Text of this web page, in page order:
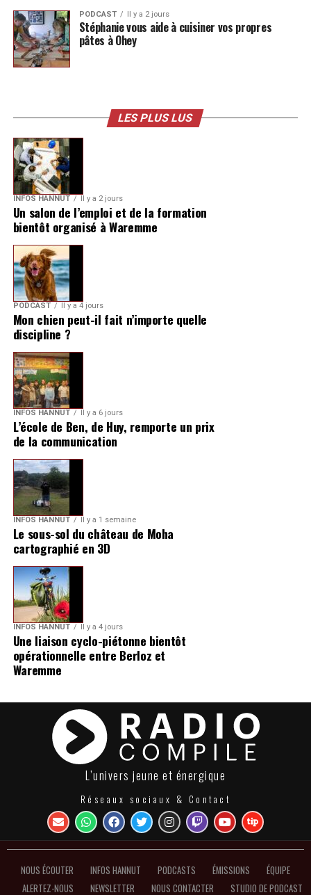
PODCAST Il y a 2 jours
Stéphanie vous aide à cuisiner vos propres
pâtes à Ohey
LES PLUS LUS
INFOS HANNUT Il y a 2 jours
Un salon de l’emploi et de la formation
bientôt organisé à Waremme
PODCAST Il y a 4 jours
Mon chien peut-il fait n’importe quelle
discipline ?
INFOS HANNUT Il y a 6 jours
L’école de Ben, de Huy, remporte un prix
de la communication
INFOS HANNUT Il y a 1 semaine
Le sous-sol du château de Moha
cartographié en 3D
INFOS HANNUT Il y a 4 jours
Une liaison cyclo-piétonne bientôt
opérationnelle entre Berloz et
Waremme
L’univers jeune et énergique
Réseaux sociaux & Contact
NOUS ÉCOUTER INFOS HANNUT PODCASTS ÉMISSIONS
ÉQUIPE
ALERTEZ-NOUS
NEWSLETTER NOUS CONTACTER STUDIO DE PODCAST